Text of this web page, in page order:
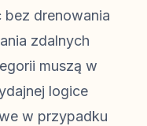
drenowania
zdalnych
muszą w
logice
w przypadku